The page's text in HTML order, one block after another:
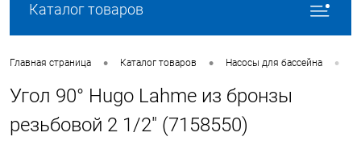
Каталог товаров
Главная страница • Каталог товаров • Насосы для бассейна •
Угол 90° Hugo Lahme из бронзы
резьбовой 2 1/2" (7158550)